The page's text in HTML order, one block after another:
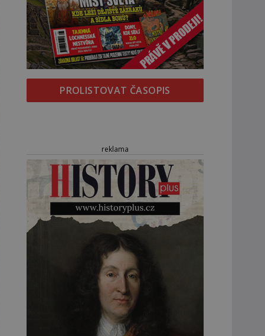
PROLISTOVAT ČASOPIS
reklama